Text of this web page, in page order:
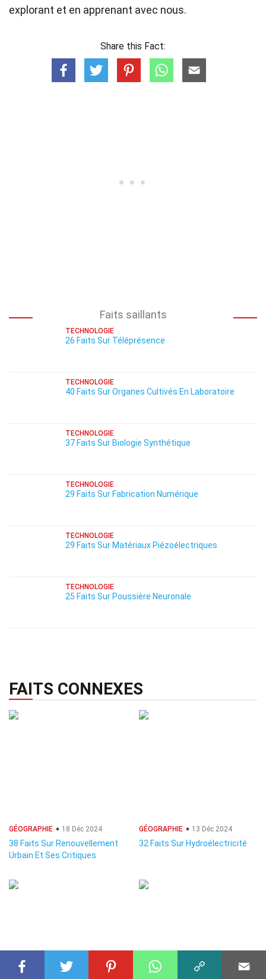
explorant et en apprenant avec nous.
Share this Fact:
Faits saillants
TECHNOLOGIE
26 Faits Sur Téléprésence
TECHNOLOGIE
40 Faits Sur Organes Cultivés En Laboratoire
TECHNOLOGIE
37 Faits Sur Biologie Synthétique
TECHNOLOGIE
29 Faits Sur Fabrication Numérique
TECHNOLOGIE
29 Faits Sur Matériaux Piézoélectriques
TECHNOLOGIE
25 Faits Sur Poussière Neuronale
FAITS CONNEXES
GÉOGRAPHIE 18 Déc 2024
38 Faits Sur Renouvellement
Urbain Et Ses Critiques
GÉOGRAPHIE 13 Déc 2024
32 Faits Sur Hydroélectricité